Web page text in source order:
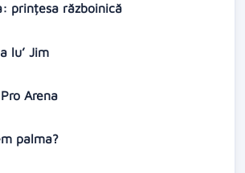
prințesa războinică
lu’ Jim
Arena
palma?